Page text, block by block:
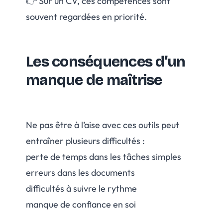
souvent regardées en priorité.
Les conséquences d’un
manque de maîtrise
Ne pas être à l’aise avec ces outils peut
entraîner plusieurs difficultés :
perte de temps dans les tâches simples
erreurs dans les documents
difficultés à suivre le rythme
manque de confiance en soi